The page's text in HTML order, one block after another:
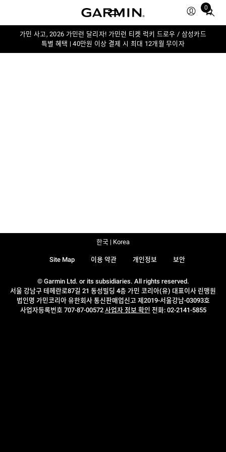
0
Total
in
가민 사고, 2026 가민런 달리자! 가민런 티켓 럭키 드로우 / 삼성카드
특별 혜택 | 40만원 이상 결제 시 최대 12개월 무이자
© Garmin Ltd. or its subsidiaries. All rights reserved.
서울 강남구 테헤란로87길 21 동성빌딩 4층 가민 코리아(유) 대표이사 린맹원
법인명 가민코리아 유한회사 통신판매업신고 제2019-서울강남-03093호
사업자등록번호 707-87-00572 사업자 정보 확인 전화: 02-2141-5855
Site Map 이용 약관 개인정보 보안
한국 | Korea